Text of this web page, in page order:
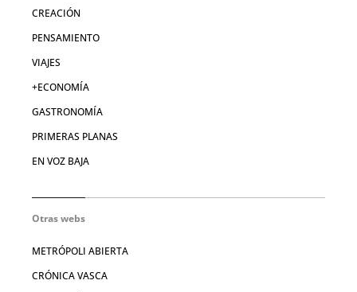
CREACIÓN
PENSAMIENTO
VIAJES
+ECONOMÍA
GASTRONOMÍA
PRIMERAS PLANAS
EN VOZ BAJA
Otras webs
METRÓPOLI ABIERTA
CRÓNICA VASCA